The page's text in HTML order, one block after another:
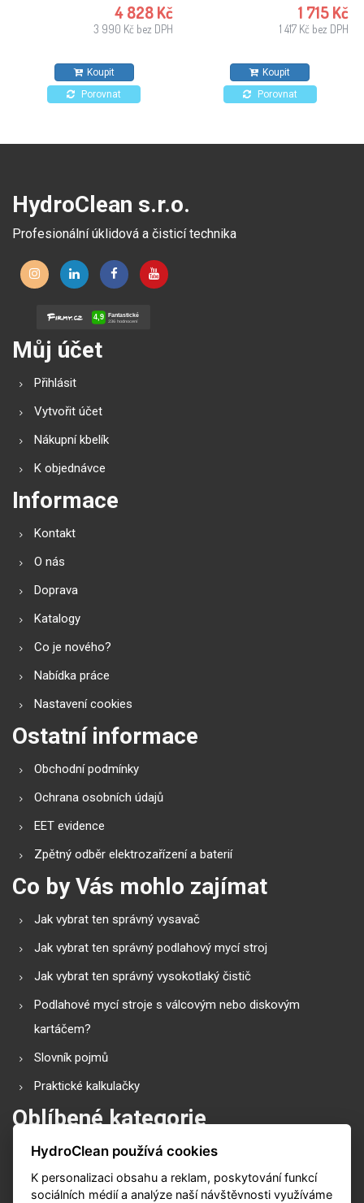
také pro úklid kanceláří,
hotelů, obchodů.. Vhodný pro
4 828 Kč
3 990 Kč bez DPH
Koupit
Porovnat
1 715 Kč
1 417 Kč bez DPH
Koupit
Porovnat
HydroClean s.r.o.
Profesionální úklidová a čisticí technika
Můj účet
Přihlásit
Vytvořit účet
Nákupní kbelík
K objednávce
Informace
Kontakt
O nás
Doprava
Katalogy
Co je nového?
Nabídka práce
Nastavení cookies
Ostatní informace
Obchodní podmínky
Ochrana osobních údajů
EET evidence
Zpětný odběr elektrozařízení a baterií
Co by Vás mohlo zajímat
Jak vybrat ten správný vysavač
Jak vybrat ten správný podlahový mycí stroj
Jak vybrat ten správný vysokotlaký čistič
Podlahové mycí stroje s válcovým nebo diskovým
kartáčem?
Slovník pojmů
Praktické kalkulačky
Oblíbené kategorie
Průmyslové vysavače
Vysokotlaké čističe
HydroClean používá cookies
K personalizaci obsahu a reklam, poskytování funkcí
sociálních médií a analýze naší návštěvnosti využíváme